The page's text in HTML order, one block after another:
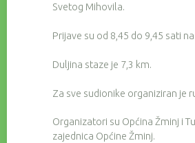
Svetog Mihovila.
Prijave su od 8,45 do 9,45 sati
Duljina staze je 7,3 km.
Za sve sudionike organiziran je
Organizatori su Općina Žminj i
zajednica Općine Žminj.